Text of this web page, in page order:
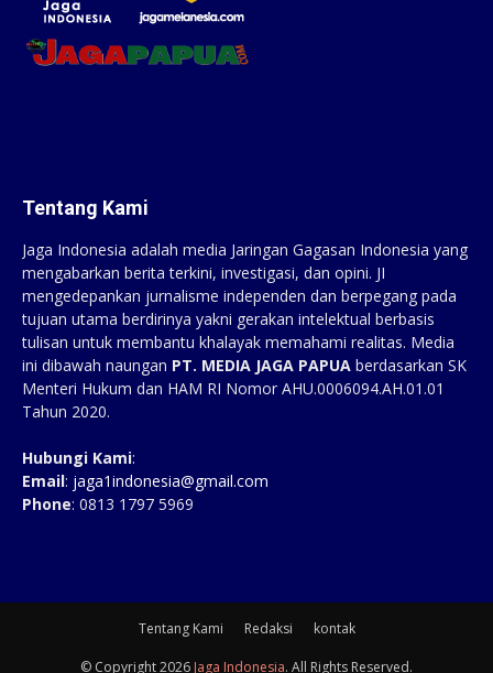
Tentang Kami
Jaga Indonesia adalah media Jaringan Gagasan Indonesia yang
mengabarkan berita terkini, investigasi, dan opini. JI
mengedepankan jurnalisme independen dan berpegang pada
tujuan utama berdirinya yakni gerakan intelektual berbasis
tulisan untuk membantu khalayak memahami realitas. Media
ini dibawah naungan PT. MEDIA JAGA PAPUA berdasarkan SK
Menteri Hukum dan HAM RI Nomor AHU.0006094.AH.01.01
Tahun 2020.
Hubungi Kami:
Email: jaga1indonesia@gmail.com
Phone: 0813 1797 5969
Tentang Kami Redaksi kontak
© Copyright 2026 Jaga Indonesia. All Rights Reserved.